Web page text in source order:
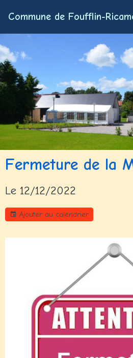
Commune de Foufflin-
Fermeture de la
Le 12/12/2022
Ajouter au calendrier